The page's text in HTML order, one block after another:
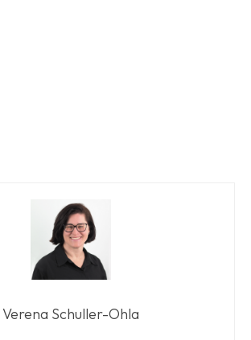
Verena Schuller-Ohla